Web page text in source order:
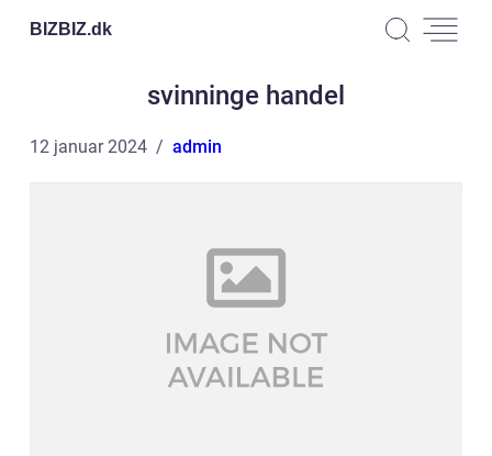
BIZBIZ.dk
svinninge handel
12 januar 2024 admin